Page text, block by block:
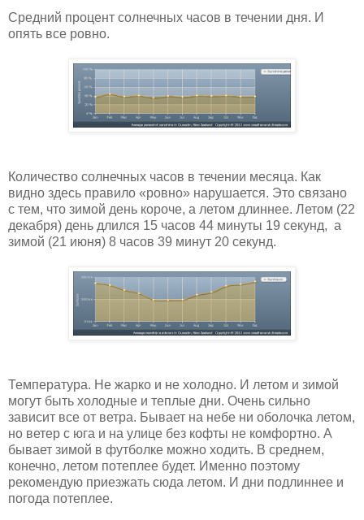
Средний процент солнечных часов в течении дня. И
опять все ровно.
Количество солнечных часов в течении месяца. Как
видно здесь правило «ровно» нарушается. Это связано
с тем, что зимой день короче, а летом длиннее. Летом (22
декабря) день длился 15 часов 44 минуты 19 секунд, а
зимой (21 июня) 8 часов 39 минут 20 секунд.
Температура. Не жарко и не холодно. И летом и зимой
могут быть холодные и теплые дни. Очень сильно
зависит все от ветра. Бывает на небе ни оболочка летом,
но ветер с юга и на улице без кофты не комфортно. А
бывает зимой в футболке можно ходить. В среднем,
конечно, летом потеплее будет. Именно поэтому
рекомендую приезжать сюда летом. И дни подлиннее и
погода потеплее.